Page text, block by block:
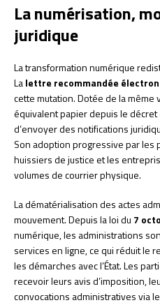
La numérisation,
juridique
La transformation numérique
Lalettre recommandée
cette mutation. Dotée de la
équivalent papier depuis le décret
d’envoyer des notifications
Son adoption progressive par les
huissiers de justice et les
volumes de courrier physique.
La dématérialisation des actes
mouvement. Depuis la loi du 7
numérique, les administrations
services en ligne, ce qui réduit le
les démarches avec l’État. Les
recevoir leurs avis d’imposition,
convocations administratives via